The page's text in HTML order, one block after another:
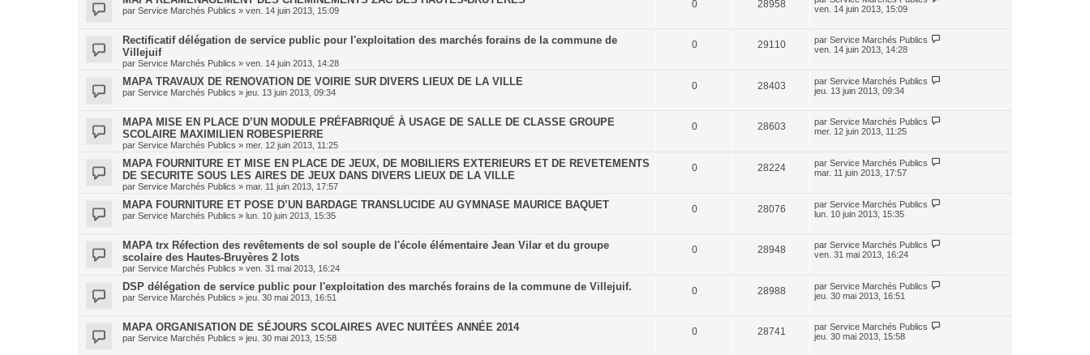
par Service Marchés Publics » ven. 14 juin 2013, 15:09
0 28958
ven. 14 juin 2013, 15:09
Rectificatif délégation de service public pour l'exploitation des marchés forains de la commune de
Villejuif
par Service Marchés Publics » ven. 14 juin 2013, 14:28
0 29110 par Service Marchés Publics
ven. 14 juin 2013, 14:28
MAPA TRAVAUX DE RENOVATION DE VOIRIE SUR DIVERS LIEUX DE LA VILLE
par Service Marchés Publics » jeu. 13 juin 2013, 09:34
0 28403 par Service Marchés Publics
jeu. 13 juin 2013, 09:34
MAPA MISE EN PLACE D’UN MODULE PRÉFABRIQUÉ À USAGE DE SALLE DE CLASSE GROUPE
SCOLAIRE MAXIMILIEN ROBESPIERRE
par Service Marchés Publics » mer. 12 juin 2013, 11:25
0 28603 par Service Marchés Publics
mer. 12 juin 2013, 11:25
MAPA FOURNITURE ET MISE EN PLACE DE JEUX, DE MOBILIERS EXTERIEURS ET DE REVETEMENTS
DE SECURITE SOUS LES AIRES DE JEUX DANS DIVERS LIEUX DE LA VILLE
par Service Marchés Publics » mar. 11 juin 2013, 17:57
0 28224 par Service Marchés Publics
mar. 11 juin 2013, 17:57
MAPA FOURNITURE ET POSE D’UN BARDAGE TRANSLUCIDE AU GYMNASE MAURICE BAQUET
par Service Marchés Publics » lun. 10 juin 2013, 15:35
0 28076 par Service Marchés Publics
lun. 10 juin 2013, 15:35
MAPA trx Réfection des revêtements de sol souple de l'école élémentaire Jean Vilar et du groupe
scolaire des Hautes-Bruyères 2 lots
par Service Marchés Publics » ven. 31 mai 2013, 16:24
0 28948 par Service Marchés Publics
ven. 31 mai 2013, 16:24
DSP délégation de service public pour l'exploitation des marchés forains de la commune de Villejuif.
par Service Marchés Publics » jeu. 30 mai 2013, 16:51
0 28988 par Service Marchés Publics
jeu. 30 mai 2013, 16:51
MAPA ORGANISATION DE SÉJOURS SCOLAIRES AVEC NUITÉES ANNÉE 2014
par Service Marchés Publics » jeu. 30 mai 2013, 15:58
0 28741 par Service Marchés Publics
jeu. 30 mai 2013, 15:58